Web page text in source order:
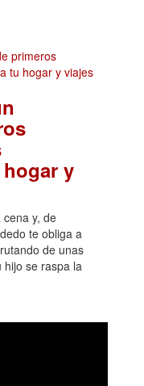
y
y, de
te obliga a
de unas
se raspa la